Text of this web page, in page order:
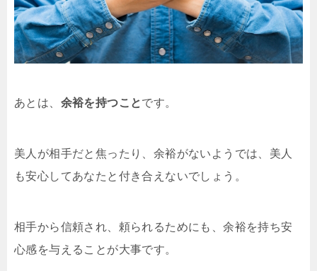
あとは、 余裕を持つことです。
美人が相手だと焦ったり、余裕がないようでは、美人
も安心してあなたと付き合えないでしょう。
相手から信頼され、頼られるためにも、余裕を持ち安
心感を与えることが大事です。